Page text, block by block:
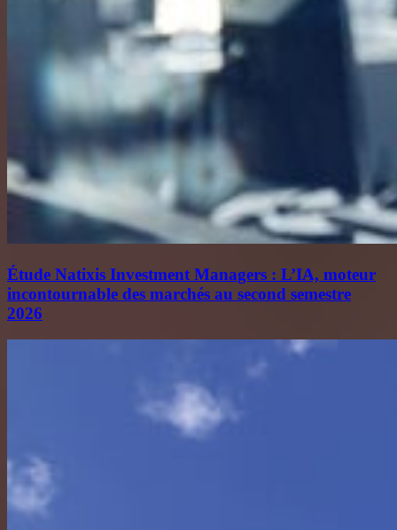
Étude Natixis Investment Managers : L’IA, moteur
incontournable des marchés au second semestre
2026